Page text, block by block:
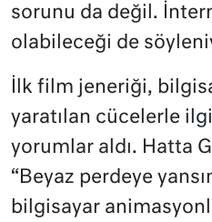
sorunu da değil.
olabileceği de
İlk film jeneriği,
yaratılan cücelerle
yorumlar aldı. Hatta
“Beyaz perdeye
bilgisayar